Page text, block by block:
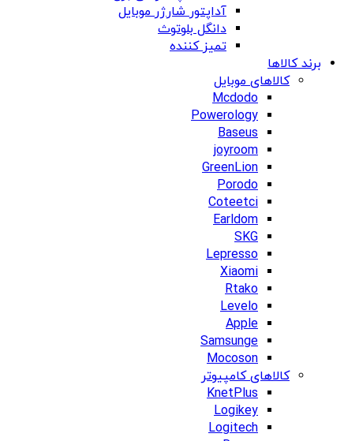
آداپتور شارژر موبایل
دانگل بلوتوث
تمیز کننده
برند کالاها
کالاهای موبایل
Mcdodo
Powerology
Baseus
joyroom
GreenLion
Porodo
Coteetci
Earldom
SKG
Lepresso
Xiaomi
Rtako
Levelo
Apple
Samsunge
Mocoson
کالاهای کامپیوتر
KnetPlus
Logikey
Logitech